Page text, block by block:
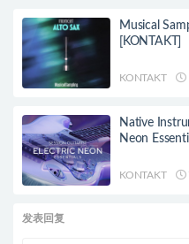
Musical
[KONTAKT]
KONTAKT
Native
Neon
KONTAKT
发表回复